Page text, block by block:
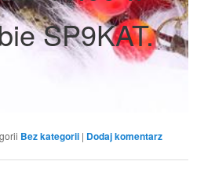
SP9KAT.
Bez kategorii | Dodaj komentarz